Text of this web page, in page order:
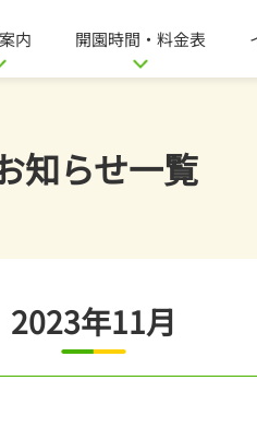
内 開園時間・料金表
知らせ一覧
2023年11月